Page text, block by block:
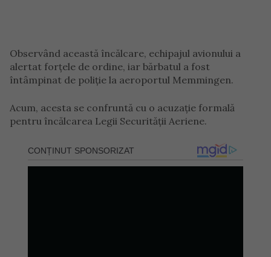
Observând această încălcare, echipajul avionului a
alertat forțele de ordine, iar bărbatul a fost
întâmpinat de poliție la aeroportul Memmingen.
Acum, acesta se confruntă cu o acuzație formală
pentru încălcarea Legii Securității Aeriene.